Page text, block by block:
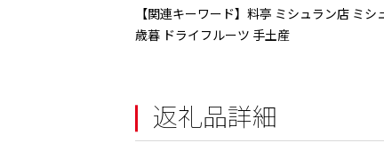
【関連キーワード】料亭 ミシュラン店 ミ
歳暮 ドライフルーツ 手土産
返礼品詳細